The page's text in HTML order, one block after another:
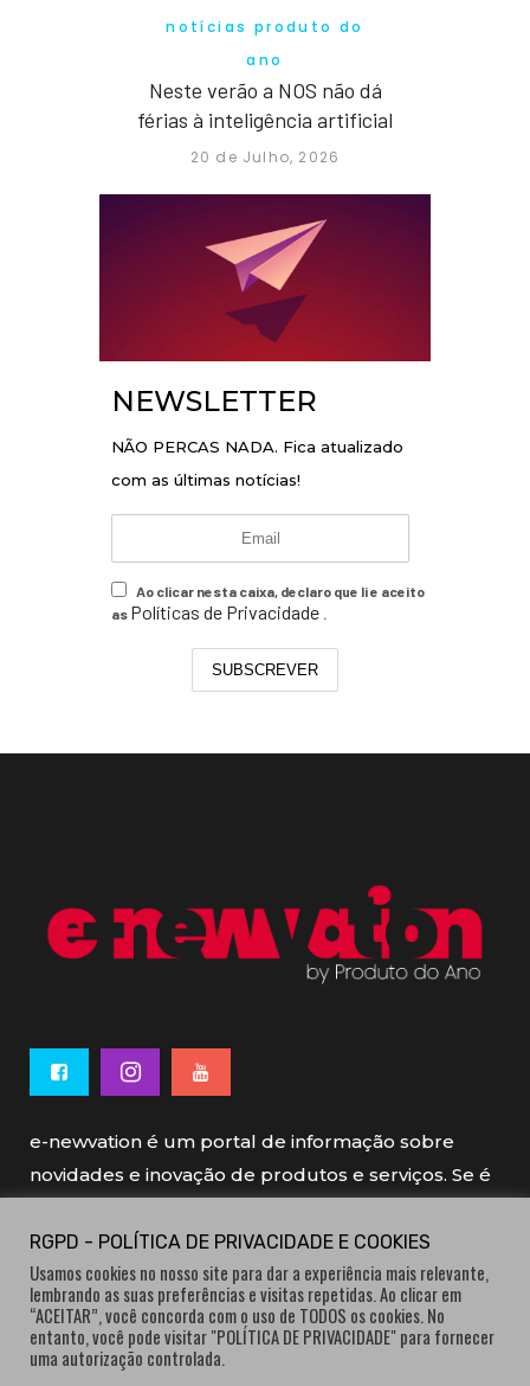
notícias produto do
ano
Neste verão a NOS não dá
férias à inteligência artificial
20 de Julho, 2026
NEWSLETTER
NÃO PERCAS NADA. Fica atualizado
com as últimas notícias!
Ao clicar nesta caixa, declaro que li e aceito
as Políticas de Privacidade
SUBSCREVER
e-newvation é um portal de informação sobre
novidades e inovação de produtos e serviços. Se é
e-newvation tem o patrocínio do “Produto do
Ano”, o prémio de inovação atribuído por
consumidores.
RGPD - POLÍTICA DE PRIVACIDADE E COOKIES
Usamos cookies no nosso site para dar a experiência mais relevante,
lembrando as suas preferências e visitas repetidas. Ao clicar em
“ACEITAR”, você concorda com o uso de TODOS os cookies. No
entanto, você pode visitar "POLÍTICA DE PRIVACIDADE" para fornecer
uma autorização controlada.